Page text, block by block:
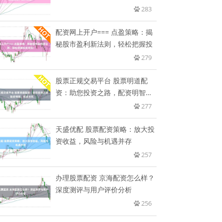
283
配资网上开户=== 点盈策略：揭
秘股市盈利新法则，轻松把握投
279
股票正规交易平台 股票明道配
资：助您投资之路，配资明智，
277
天盛优配 股票配资策略：放大投
资收益，风险与机遇并存
257
办理股票配资 京海配资怎么样？
深度测评与用户评价分析
256